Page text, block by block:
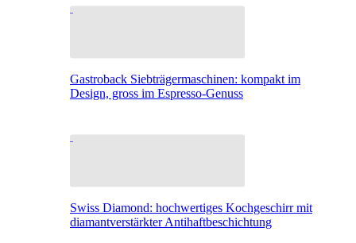
Gastroback Siebträgermaschinen: kompakt im
Design, gross im Espresso-Genuss
Swiss Diamond: hochwertiges Kochgeschirr mit
diamantverstärkter Antihaftbeschichtung